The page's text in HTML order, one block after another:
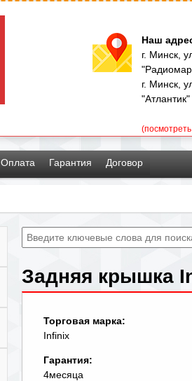
Наш
г. Минск,
г. Минск,
"Атлантик"
Оплата Гарантия Договор
Задняя крышка
Торговая марка:
Infinix
Гарантия:
4месяца